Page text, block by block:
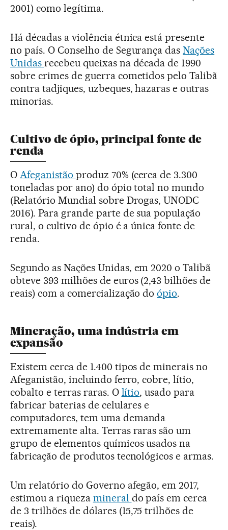
2001) como legítima.
Há décadas a violência étnica está presente
no país. O Conselho de Segurança dasNações
Unidas recebeu queixas na década de 1990
sobre crimes de guerra cometidos pelo Talibã
contra tadjiques, uzbeques, hazaras e outras
minorias.
Cultivo de ópio, principal fonte de
renda
O Afeganistão produz 70% (cerca de 3.300
toneladas por ano) do ópio total no mundo
(Relatório Mundial sobre Drogas, UNODC
2016). Para grande parte de sua população
rural, o cultivo de ópio é a única fonte de
renda.
Segundo as Nações Unidas, em 2020 o Talibã
obteve 393 milhões de euros (2,43 bilhões de
reais) com a comercialização doópio.
Mineração, uma indústria em
expansão
Existem cerca de 1.400 tipos de minerais no
Afeganistão, incluindo ferro, cobre, lítio,
cobalto e terras raras. O lítio, usado para
fabricar baterias de celulares e
computadores, tem uma demanda
extremamente alta. Terras raras são um
grupo de elementos químicos usados na
fabricação de produtos tecnológicos e armas.
Um relatório do Governo afegão, em 2017,
estimou a riqueza mineral do país em cerca
de 3 trilhões de dólares (15,75 trilhões de
reais).